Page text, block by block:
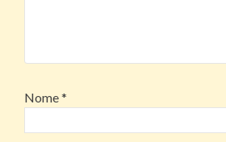
Nome*